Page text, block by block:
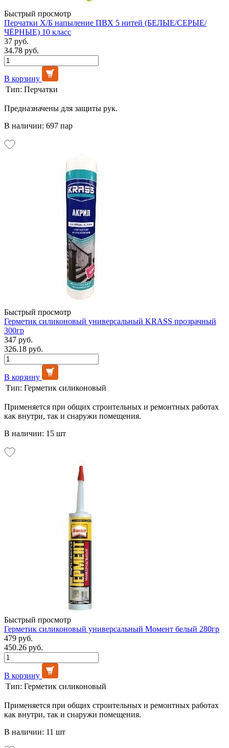
Быстрый просмотр
Перчатки Х/Б напыление ПВХ 5 нитей (БЕЛЫЕ/СЕРЫЕ/
ЧЁРНЫЕ) 10 класс
37 руб.
34.78 руб.
В корзину
Тип: Перчатки
Предназначены для защиты рук.
В наличии: 697 пар
Быстрый просмотр
Герметик силиконовый универсальный KRASS прозрачный
300гр
347 руб.
326.18 руб.
В корзину
Тип: Герметик силиконовый
Применяется при общих строительных и ремонтных работах
как внутри, так и снаружи помещения.
В наличии: 15 шт
Быстрый просмотр
Герметик силиконовый универсальный Момент белый 280гр
479 руб.
450.26 руб.
В корзину
Тип: Герметик силиконовый
Применяется при общих строительных и ремонтных работах
как внутри, так и снаружи помещения.
В наличии: 11 шт